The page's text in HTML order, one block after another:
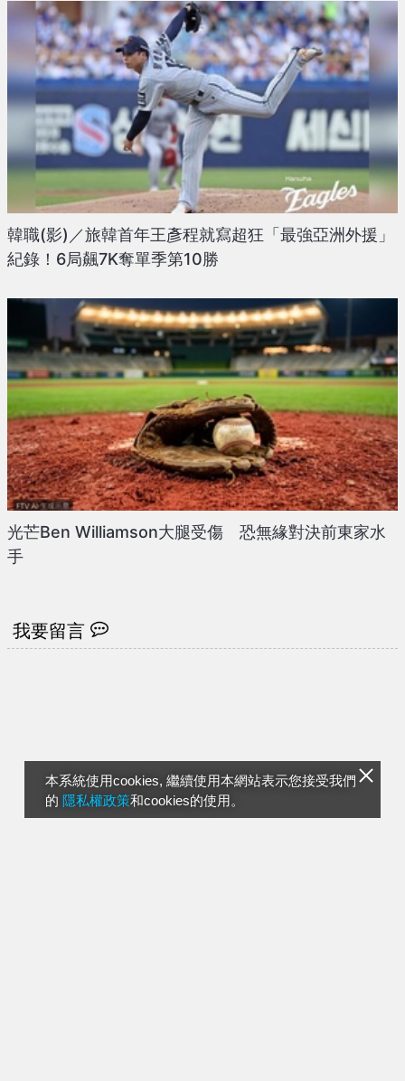
本系統使用cookies, 繼續使用本網站表示您接受我們
的 隱私權政策和cookies的使用。
韓職(影)／旅韓首年王彥程就寫超狂「最強亞洲外援」
紀錄！6局飆7K奪單季第10勝
光芒Ben Williamson大腿受傷 恐無緣對決前東家水
手
我要留言